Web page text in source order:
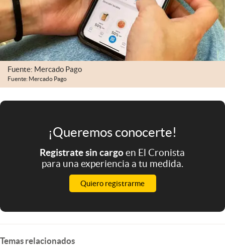
Mediakit
abre en nueva pestaña
Argentina
Fuente: Mercado Pago
Fuente: Mercado Pago
¡Queremos conocerte!
Registrate sin cargoen El Cronista
para una experiencia a tu medida.
Quiero registrarme
Temas relacionados